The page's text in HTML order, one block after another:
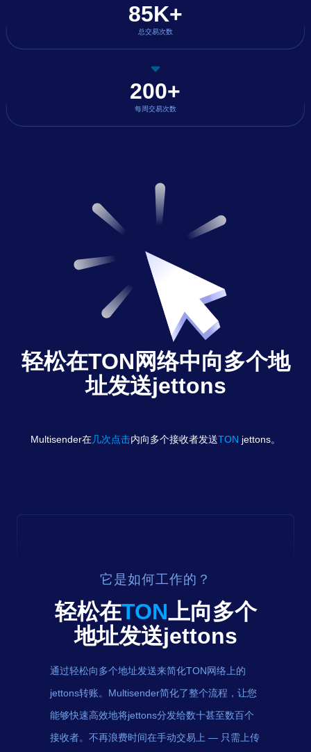
85K+
总交易次数
200+
每周交易次数
轻松在TON网络中向多个地
址发送jettons
Multisender在几次点击内向多个接收者发送TON jettons。
它是如何工作的？
轻松在TON上向多个
地址发送jettons
通过轻松向多个地址发送来简化TON网络上的
jettons转账。Multisender简化了整个流程，让您
能够快速高效地将jettons分发给数十甚至数百个
接收者。不再浪费时间在手动交易上 — 只需上传